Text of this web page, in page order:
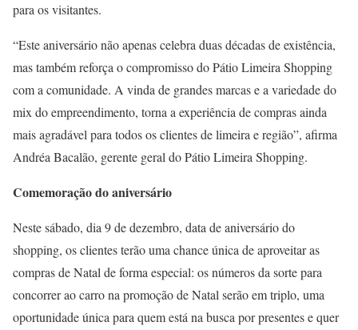
para os visitantes.
“Este aniversário não apenas celebra duas décadas de existência,
mas também reforça o compromisso do Pátio Limeira Shopping
com a comunidade. A vinda de grandes marcas e a variedade do
mix do empreendimento, torna a experiência de compras ainda
mais agradável para todos os clientes de limeira e região”, afirma
Andréa Bacalão, gerente geral do Pátio Limeira Shopping.
Comemoração do aniversário
Neste sábado, dia 9 de dezembro, data de aniversário do
shopping, os clientes terão uma chance única de aproveitar as
compras de Natal de forma especial: os números da sorte para
concorrer ao carro na promoção de Natal serão em triplo, uma
oportunidade única para quem está na busca por presentes e quer